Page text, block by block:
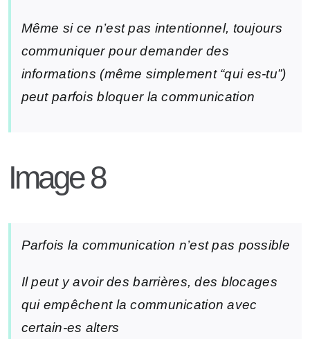
Même si ce n’est pas intentionnel, toujours
communiquer pour demander des
informations (même simplement “qui es-tu”)
peut parfois bloquer la communication
Image 8
Parfois la communication n’est pas possible
Il peut y avoir des barrières, des blocages
qui empêchent la communication avec
certain-es alters